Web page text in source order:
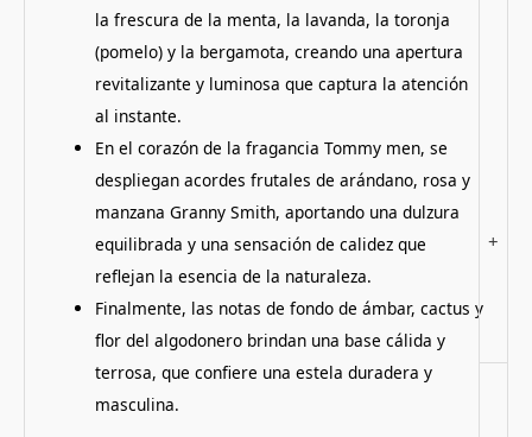
+
la frescura de la menta, la lavanda, la toronja
(pomelo) y la bergamota, creando una apertura
revitalizante y luminosa que captura la atención
al instante.
En el corazón de la fragancia Tommy men, se
despliegan acordes frutales de arándano, rosa y
manzana Granny Smith, aportando una dulzura
equilibrada y una sensación de calidez que
reflejan la esencia de la naturaleza.
Finalmente, las notas de fondo de ámbar, cactus y
flor del algodonero brindan una base cálida y
terrosa, que confiere una estela duradera y
masculina.